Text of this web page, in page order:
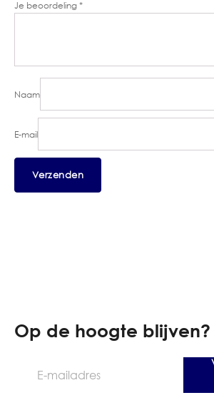
Je beoordeling*
Naam
E-mail
Op de hoogte
mailadres